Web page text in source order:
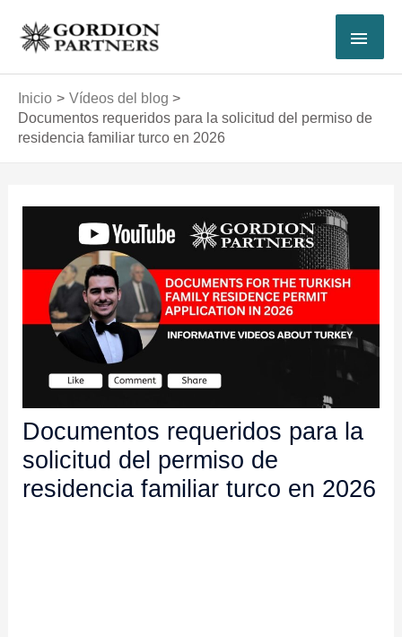
contenido
Inicio
Vídeos del blog
Documentos requeridos para la solicitud del permiso de
residencia familiar turco en 2026
Documentos requeridos para la
solicitud del permiso de
residencia familiar turco en 2026